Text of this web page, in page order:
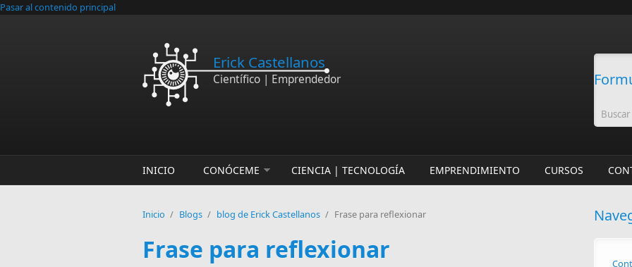
Pasar al contenido principal
Erick Castellanos
Científico | Emprendedor
INICIO CONÓCEME CIENCIA | TECNOLOGÍA EMPRENDIMIENTO CURSOS
Inicio / Blogs / blog de Erick Castellanos / Frase para reflexionar
Frase para reflexionar